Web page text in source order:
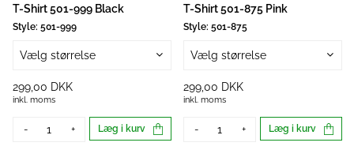
T-Shirt 501-999 Black
Style: 501-999
Vælg størrelse
299,00 DKK
inkl. moms
- + Læg i kurv
T-Shirt 501-875 Pink
Style: 501-875
Vælg størrelse
299,00 DKK
inkl. moms
- + Læg i kurv